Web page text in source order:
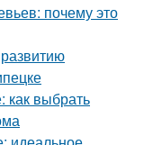
почему это
как выбрать